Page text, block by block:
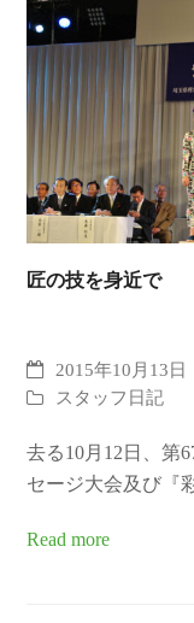
匠の技を身近で
2015年10月13日
スタッフ日記
去る10月12日、第
セージ大会及び『
Read more